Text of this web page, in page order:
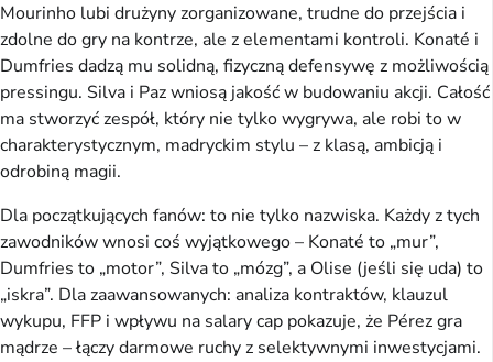
Mourinho lubi drużyny zorganizowane, trudne do przejścia i
zdolne do gry na kontrze, ale z elementami kontroli. Konaté i
Dumfries dadzą mu solidną, fizyczną defensywę z możliwością
pressingu. Silva i Paz wniosą jakość w budowaniu akcji. Całość
ma stworzyć zespół, który nie tylko wygrywa, ale robi to w
charakterystycznym, madryckim stylu – z klasą, ambicją i
odrobiną magii.
Dla początkujących fanów: to nie tylko nazwiska. Każdy z tych
zawodników wnosi coś wyjątkowego – Konaté to „mur”,
Dumfries to „motor”, Silva to „mózg”, a Olise (jeśli się uda) to
„iskra”. Dla zaawansowanych: analiza kontraktów, klauzul
wykupu, FFP i wpływu na salary cap pokazuje, że Pérez gra
mądrze – łączy darmowe ruchy z selektywnymi inwestycjami.